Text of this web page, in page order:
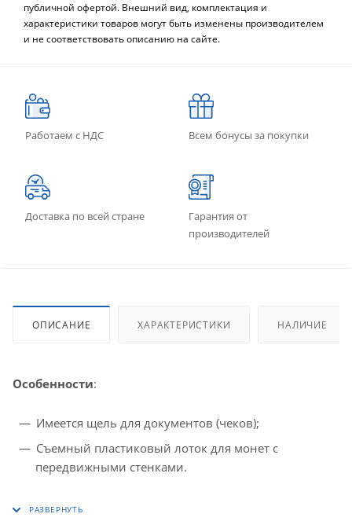
публичной офертой. Внешний вид, комплектация и
характеристики товаров могут быть изменены производителем
и не соответствовать описанию на сайте.
Работаем с НДС Всем бонусы за покупки
Доставка по всей стране
Гарантия от
производителей
ОПИСАНИЕ ХАРАКТЕРИСТИКИ НАЛИЧИЕ
Особенности:
Имеется щель для документов (чеков);
Съемный пластиковый лоток для монет с
передвижными стенками.